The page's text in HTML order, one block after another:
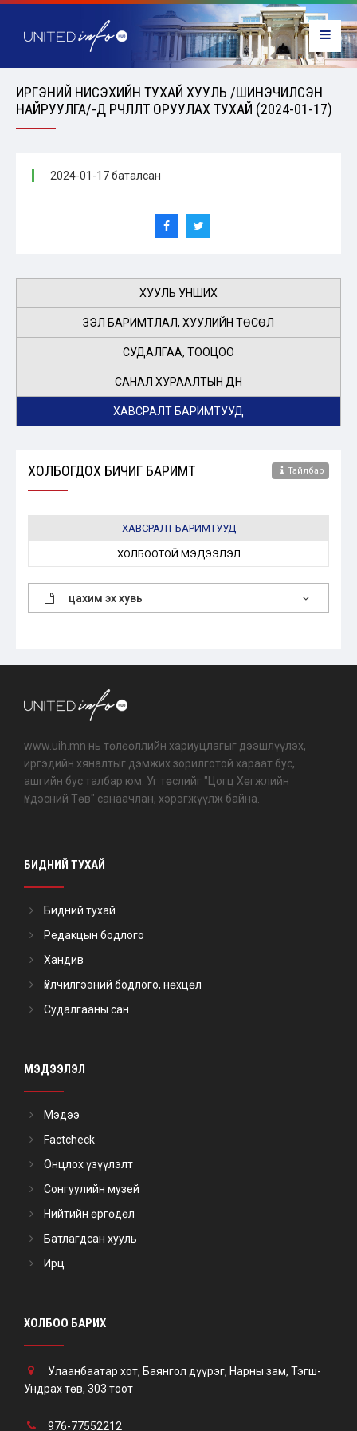
ИРГЭНИЙ НИСЭХИЙН ТУХАЙ ХУУЛЬ /ШИНЭЧИЛСЭН
НАЙРУУЛГА/-Д ӨӨРЧЛӨЛТ ОРУУЛАХ ТУХАЙ (2024-01-17)
2024-01-17 баталсан
ХУУЛЬ УНШИХ
ҮЗЭЛ БАРИМТЛАЛ, ХУУЛИЙН ТӨСӨЛ
СУДАЛГАА, ТООЦОО
САНАЛ ХУРААЛТЫН ДҮН
ХАВСРАЛТ БАРИМТУУД
ХОЛБОГДОХ БИЧИГ БАРИМТ Тайлбар
ХАВСРАЛТ БАРИМТУУД
ХОЛБООТОЙ МЭДЭЭЛЭЛ
цахим эх хувь
www.uih.mn нь төлөөллийн хариуцлагыг дээшлүүлэх,
иргэдийн хяналтыг дэмжих зорилготой хараат бус,
ашгийн бус талбар юм. Уг төслийг "Цогц Хөгжлийн
Үндэсний Төв" санаачлан, хэрэгжүүлж байна.
БИДНИЙ ТУХАЙ
Бидний тухай
Редакцын бодлого
Хандив
Үйлчилгээний бодлого, нөхцөл
Судалгааны сан
МЭДЭЭЛЭЛ
Мэдээ
Factcheck
Онцлох үзүүлэлт
Сонгуулийн музей
Нийтийн өргөдөл
Батлагдсан хууль
Ирц
ХОЛБОО БАРИХ
Улаанбаатар хот, Баянгол дүүрэг, Нарны зам, Тэгш-
Ундрах төв, 303 тоот
976-77552212